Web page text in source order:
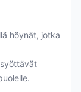
höynät, jotka